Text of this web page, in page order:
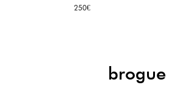
250€
brogue